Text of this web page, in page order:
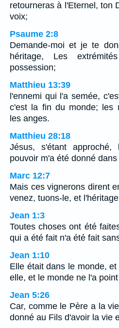
retourneras à l'Eternel, ton
voix;
Psaume 2:8
Demande-moi et je te
héritage, Les
possession;
Matthieu 13:39
l'ennemi qui l'a semée,
c'est la fin du monde; les
les anges.
Matthieu 28:18
Jésus, s'étant
pouvoir m'a été donné
Marc 12:7
Mais ces vignerons dirent
venez, tuons-le, et
Jean 1:3
Toutes choses ont été
qui a été fait n'a été fait
Jean 1:10
Elle était dans le monde,
elle, et le monde ne l'a
Jean 5:26
Car, comme le Père a la
donné au Fils d'avoir la vie